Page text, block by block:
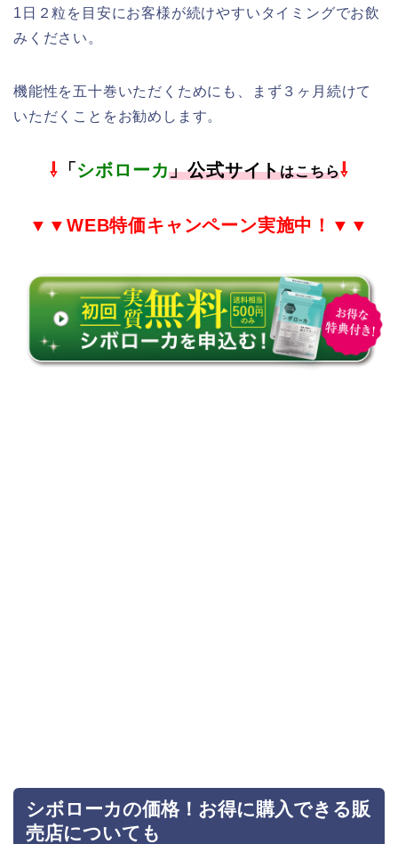
1日２粒を目安にお客様が続けやすいタイミングでお飲
みください。
機能性を五十巻いただくためにも、まず３ヶ月続けて
いただくことをお勧めします。
⇩ 「 シボローカ」公式サイトはこちら⇩
▼▼ WEB特価キャンペーン実施中！▼▼
シボローカの価格！お得に購入できる販
売店についても